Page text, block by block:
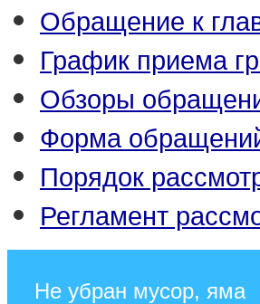
Обращение к
График приема
Обзоры
Форма
Порядок
Регламент
Не убран мусор, яма